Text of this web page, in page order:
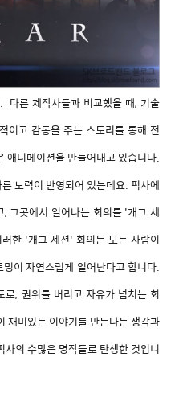
다른 제작사들과 비교했을 때, 기술
이고 감동을 주는 스토리를 통해 전
애니메이션을 만들어내고 있습니다.
노력이 반영되어 있는데요. 픽사에
그곳에서 일어나는 회의를 '개그 세
한 '개그 세션' 회의는 모든 사람이
이 자연스럽게 일어난다고 합니다.
, 권위를 버리고 자유가 넘치는 회
재미있는 이야기를 만든다는 생각과
의 수많은 명작들로 탄생한 것입니